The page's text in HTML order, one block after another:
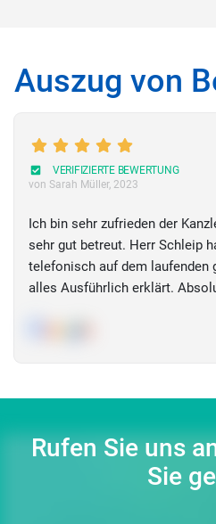
Auszug von
VERIFIZIERTE BEWERTUNG
von Sarah Müller, 2023
Ich bin sehr zufrieden der
sehr gut betreut. Herr Schleip
telefonisch auf dem laufenden
alles Ausführlich erklärt.
Rufen Sie uns
Sie